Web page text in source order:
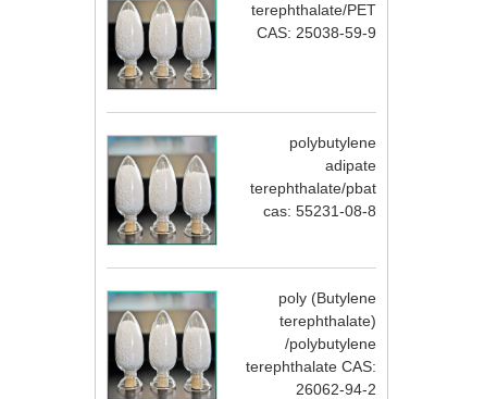
terephthalate/PET
CAS: 25038-59-9
polybutylene
adipate
terephthalate/pbat
cas: 55231-08-8
poly (Butylene
terephthalate)
/polybutylene
terephthalate CAS:
26062-94-2